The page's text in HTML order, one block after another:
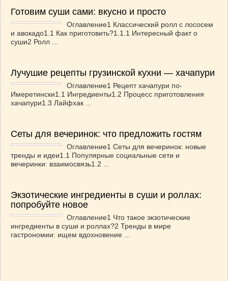
Готовим суши сами: вкусно и просто
Оглавление1 Классический ролл с лососем
и авокадо1.1 Как приготовить?1.1.1 Интересный факт о
суши2 Ролл ...
Лучушие рецепты грузинской кухни — хачапури
Оглавление1 Рецепт хачапури по-
Имеретински1.1 Ингредиенты1.2 Процесс приготовления
хачапури1.3 Лайфхак ...
Сеты для вечеринок: что предложить гостям
Оглавление1 Сеты для вечеринок: новые
тренды и идеи1.1 Популярные социальные сети и
вечеринки: взаимосвязь1.2 ...
Экзотические ингредиенты в суши и роллах:
попробуйте новое
Оглавление1 Что такое экзотические
ингредиенты в суши и роллах?2 Тренды в мире
гастрономии: ищем вдохновение ...